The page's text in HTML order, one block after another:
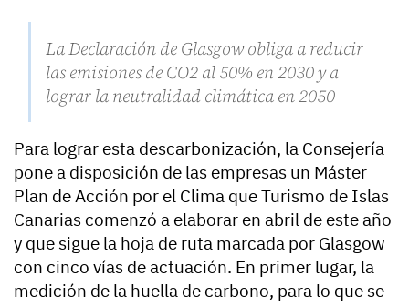
La Declaración de Glasgow obliga a reducir
las emisiones de CO2 al 50% en 2030 y a
lograr la neutralidad climática en 2050
Para lograr esta descarbonización, la Consejería
pone a disposición de las empresas un Máster
Plan de Acción por el Clima que Turismo de Islas
Canarias comenzó a elaborar en abril de este año
y que sigue la hoja de ruta marcada por Glasgow
con cinco vías de actuación. En primer lugar, la
medición de la huella de carbono, para lo que se